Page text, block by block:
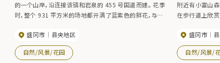
的一个山岸，沿连接该镇和岩泉的 455 号国道而建。 花季
时，整个 931 平方米的场地都开满了蓝紫色的鲜花，与黄
闲的好去处。 它是县里指定的自然纪念物，保护工作十分
活跃。 花期/六月上旬至中旬。
盛冈市 县央地区
自然/风景/花园
附近有小富山
在步行道上欣
盛冈市
自然/风景/